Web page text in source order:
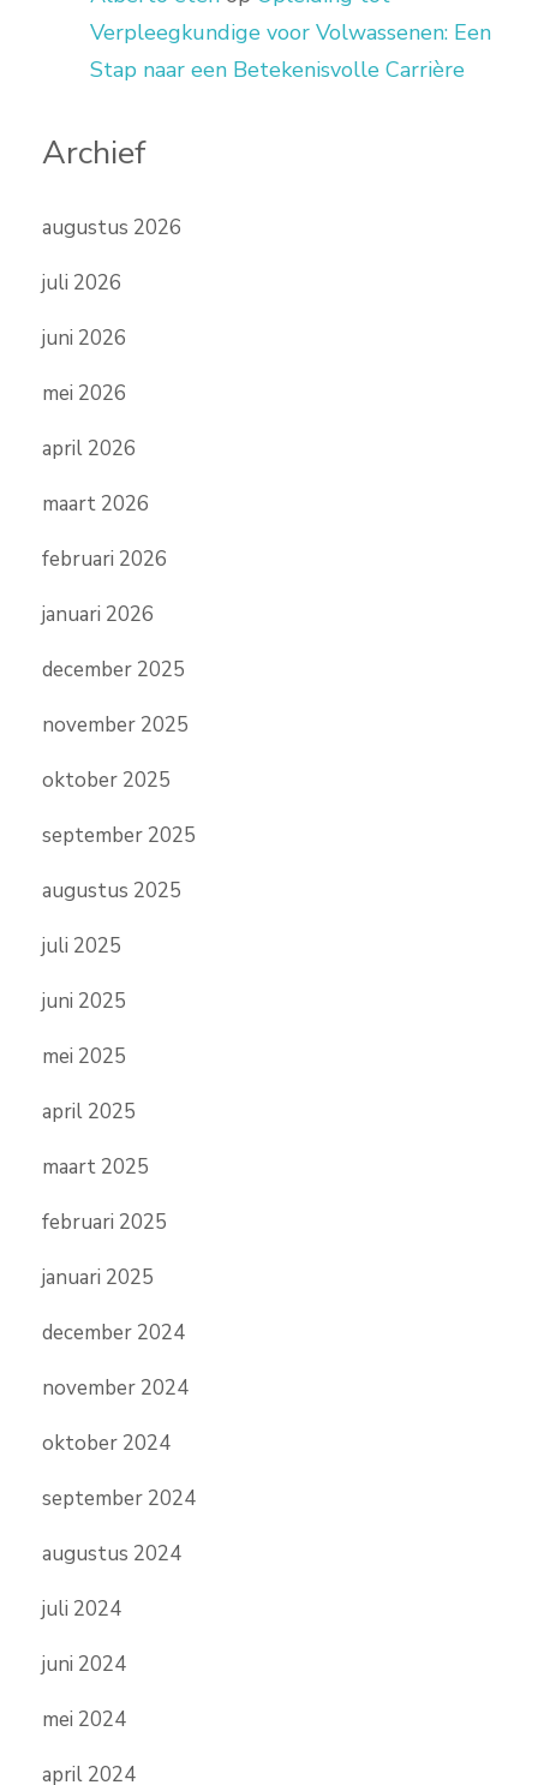
Verpleegkundige voor Volwassenen: Een
Stap naar een Betekenisvolle Carrière
Archief
augustus 2026
juli 2026
juni 2026
mei 2026
april 2026
maart 2026
februari 2026
januari 2026
december 2025
november 2025
oktober 2025
september 2025
augustus 2025
juli 2025
juni 2025
mei 2025
april 2025
maart 2025
februari 2025
januari 2025
december 2024
november 2024
oktober 2024
september 2024
augustus 2024
juli 2024
juni 2024
mei 2024
april 2024